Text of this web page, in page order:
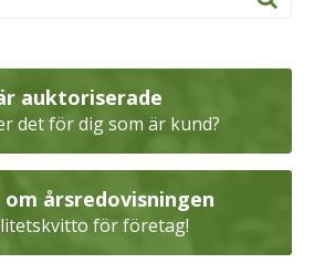
auktoriserade
det för dig som är kund?
årsredovisningen
för företag!